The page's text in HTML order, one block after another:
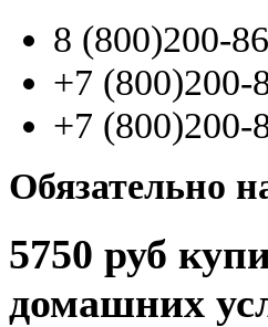
8 (800)200-
+7 (800)200-
+7 (800)200-
Обязательно
5750 руб
домашних